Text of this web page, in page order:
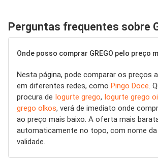
Perguntas frequentes sobre
Onde posso comprar GREGO pelo preço
Nesta página, pode comparar os preços
em diferentes redes, como Pingo Doce .
procura de Iogurte grego, Iogurte grego
grego olkos, verá de imediato onde
ao preço mais baixo. A oferta mais
automaticamente no topo, com nome da
validade.